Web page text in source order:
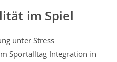
im Spiel
unter Stress
Sportalltag Integration in